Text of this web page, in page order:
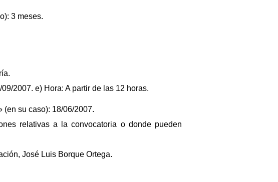
3 meses.
2007. e) Hora: A partir de las 12 horas.
su caso): 18/06/2007.
relativas a la convocatoria o donde pueden
José Luis Borque Ortega.